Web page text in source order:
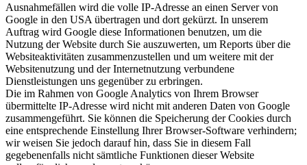
Ausnahmefällen wird die volle IP-Adresse an einen Server von
Google in den USA übertragen und dort gekürzt. In unserem
Auftrag wird Google diese Informationen benutzen, um die
Nutzung der Website durch Sie auszuwerten, um Reports über die
Websiteaktivitäten zusammenzustellen und um weitere mit der
Websitenutzung und der Internetnutzung verbundene
Dienstleistungen uns gegenüber zu erbringen.
Die im Rahmen von Google Analytics von Ihrem Browser
übermittelte IP-Adresse wird nicht mit anderen Daten von Google
zusammengeführt. Sie können die Speicherung der Cookies durch
eine entsprechende Einstellung Ihrer Browser-Software verhindern;
wir weisen Sie jedoch darauf hin, dass Sie in diesem Fall
gegebenenfalls nicht sämtliche Funktionen dieser Website